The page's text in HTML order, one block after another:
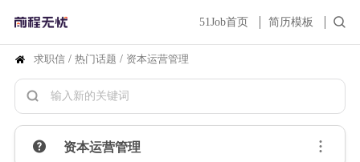
51Job首页 简历模板
求职信 / 热门话题 / 资本运营管理
资本运营管理